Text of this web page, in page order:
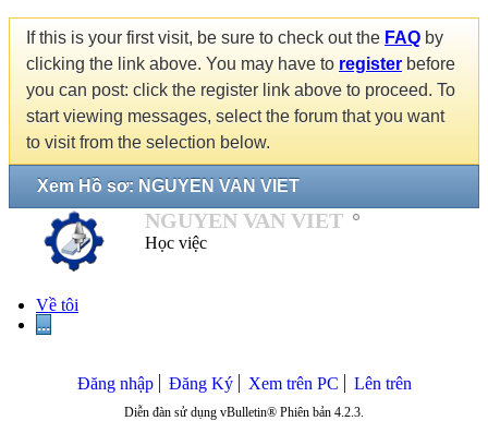
If this is your first visit, be sure to check out the FAQ by
clicking the link above. You may have to register before
you can post: click the register link above to proceed. To
start viewing messages, select the forum that you want
to visit from the selection below.
Xem Hồ sơ: NGUYEN VAN VIET
NGUYEN VAN VIET
Học việc
Về tôi
...
Đăng nhập Đăng Ký Xem trên PC Lên trên
Diễn đàn sử dụng vBulletin® Phiên bản 4.2.3.